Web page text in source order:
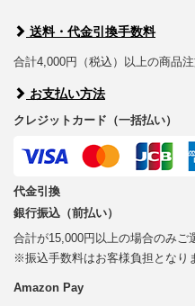
送料・代金引換手数料
合計4,000円（税込）以上の商品
お支払い方法
クレジットカード（一括払い）
代金引換
銀行振込（前払い）
合計が15,000円以上の場合のみご
※振込手数料はお客様負担となり
Amazon Pay